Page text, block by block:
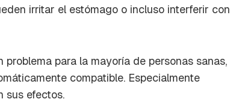
CANCELAR
irritar el estómago o incluso interferir con
para la mayoría de personas sanas,
compatible. Especialmente
sus efectos.
a nuestro boletín.